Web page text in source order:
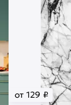
от 129 ₽